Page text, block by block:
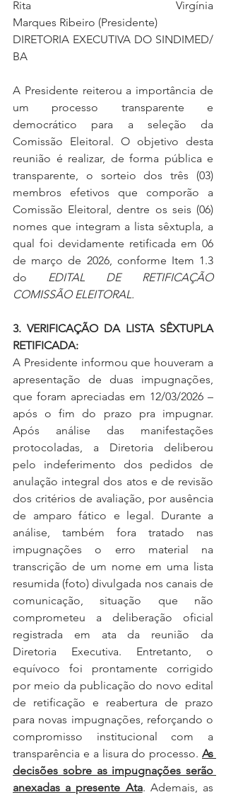
Rita Virgínia
Marques Ribeiro (Presidente)
DIRETORIA EXECUTIVA DO SINDIMED/
BA
A Presidente reiterou a importância de
um processo transparente e
democrático para a seleção da
Comissão Eleitoral. O objetivo desta
reunião é realizar, de forma pública e
transparente, o sorteio dos três (03)
membros efetivos que comporão a
Comissão Eleitoral, dentre os seis (06)
nomes que integram a lista sêxtupla, a
qual foi devidamente retificada em 06
de março de 2026, conforme Item 1.3
do EDITAL DE RETIFICAÇÃO
COMISSÃO ELEITORAL.
3. VERIFICAÇÃO DA LISTA SÊXTUPLA
RETIFICADA:
A Presidente informou que houveram a
apresentação de duas impugnações,
que foram apreciadas em 12/03/2026 –
após o fim do prazo pra impugnar.
Após análise das manifestações
protocoladas, a Diretoria deliberou
pelo indeferimento dos pedidos de
anulação integral dos atos e de revisão
dos critérios de avaliação, por ausência
de amparo fático e legal. Durante a
análise, também fora tratado nas
impugnações o erro material na
transcrição de um nome em uma lista
resumida (foto) divulgada nos canais de
comunicação, situação que não
comprometeu a deliberação oficial
registrada em ata da reunião da
Diretoria Executiva. Entretanto, o
equívoco foi prontamente corrigido
por meio da publicação do novo edital
de retificação e reabertura de prazo
para novas impugnações, reforçando o
compromisso institucional com a
transparência e a lisura do processo. As
decisões sobre as impugnações serão
anexadas a presente Ata. Ademais, as